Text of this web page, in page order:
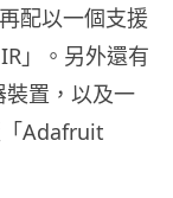
配以一個支援
」。另外還有
置，以及一
Adafruit